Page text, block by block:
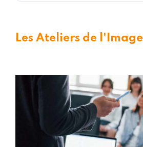
Les Ateliers de l'Image